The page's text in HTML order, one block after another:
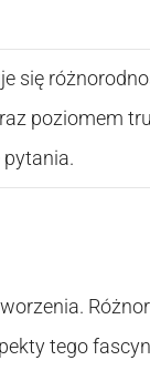
się
poziomem
tego